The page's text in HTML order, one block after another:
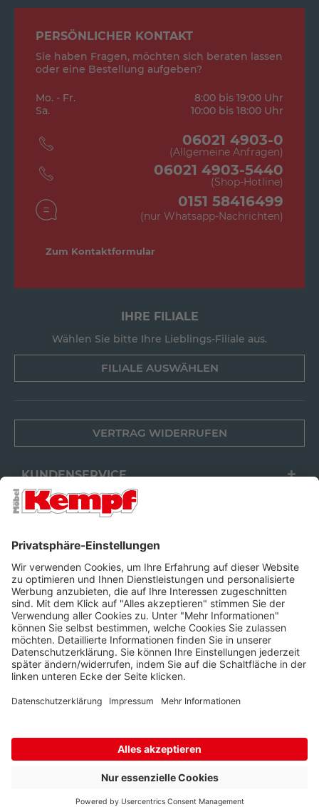
PERSÖNLICHER KONTAKT
Sie haben Fragen, möchten sich beraten lassen
oder eine Bestellung aufgeben?
Mo. - Fr.
8:00 bis 19:00 Uhr
Sa.
10:00 bis 18:00 Uhr
06021 4903-0
(Allgemeine Anfragen)
06021 4903-5440
(Shop-Hotline)
0151 58416499
(nur Whatsapp-Nachrichten)
Zum Kontaktformular
IHRE FILIALE
Wählen Sie bitte Ihre Lieblings-Filiale aus.
FILIALE AUSWÄHLEN
VERTRAG WIDERRUFEN
KUNDENSERVICE
FILIALEN
FOLGEN SIE UNS
Barrierefreiheit Cookie-Einstellungen Widerrufsrecht
Nachnahmegebühren, wenn nicht anders beschrieben.
* Wir nutzen Trusted Shops als unabhängigen Dienstleister für die
Einholung von Bewertungen. Trusted Shops hat Maßnahmen
getroffen, um sicherzustellen, dass es sich um echte